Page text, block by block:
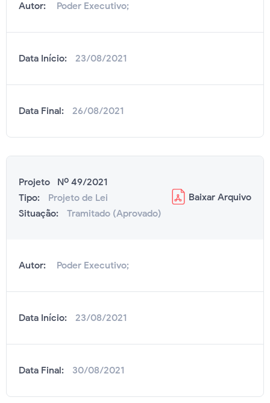
Autor: Poder Executivo;
Data Início: 23/08/2021
Data Final: 26/08/2021
Projeto Nº 49/2021
Tipo:
Projeto de Lei
Situação:
Tramitado (Aprovado)
Baixar Arquivo
Autor: Poder Executivo;
Data Início: 23/08/2021
Data Final: 30/08/2021